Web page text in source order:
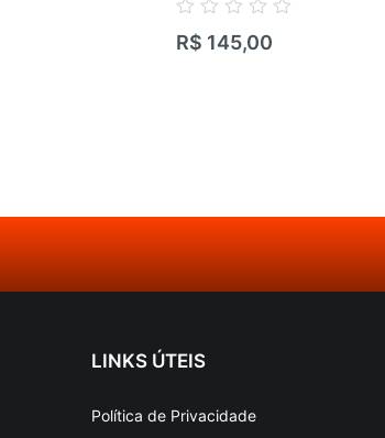
Avaliação
0
R$ 145,00
LINKS ÚTEIS
Política de Privacidade